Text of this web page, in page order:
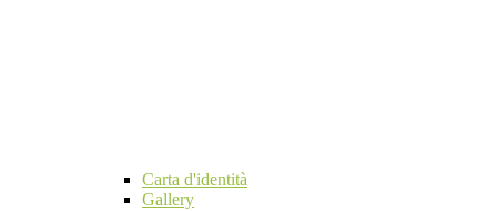
Carta d'identità
Gallery